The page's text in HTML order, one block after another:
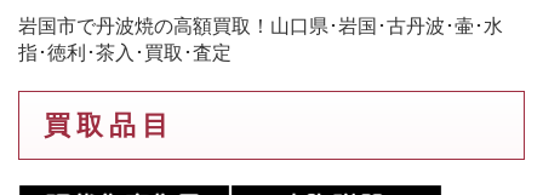
岩国市で丹波焼の高額買取！山口県･岩国･古丹波･壷･水
指･徳利･茶入･買取･査定
買 取 品 目